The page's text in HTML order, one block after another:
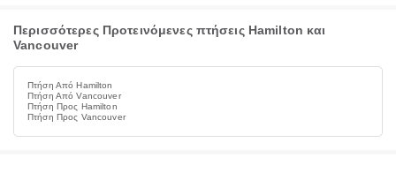
Περισσότερες Προτεινόμενες πτήσεις Hamilton και
Vancouver
Πτήση Από Hamilton
Πτήση Από Vancouver
Πτήση Προς Hamilton
Πτήση Προς Vancouver